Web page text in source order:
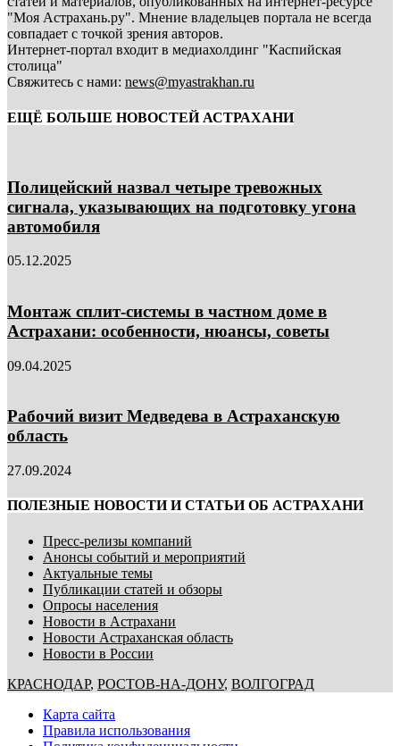
"Моя Астрахань.ру". Мнение владельцев портала не всегда
совпадает с точкой зрения авторов.
Интернет-портал входит в медиахолдинг "Каспийская
столица"
Свяжитесь с нами: news@myastrakhan.ru
ЕЩЁ БОЛЬШЕ НОВОСТЕЙ АСТРАХАНИ
Полицейский назвал четыре тревожных
сигнала, указывающих на подготовку угона
автомобиля
05.12.2025
Монтаж сплит-системы в частном доме в
Астрахани: особенности, нюансы, советы
09.04.2025
Рабочий визит Медведева в Астраханскую
область
27.09.2024
ПОЛЕЗНЫЕ НОВОСТИ И СТАТЬИ ОБ АСТРАХАНИ
Пресс-релизы компаний
Анонсы событий и мероприятий
Актуальные темы
Публикации статей и обзоры
Опросы населения
Новости в Астрахани
Новости Астраханская область
Новости в России
КРАСНОДАР, РОСТОВ-НА-ДОНУ, ВОЛГОГРАД
Карта сайта
Правила использования